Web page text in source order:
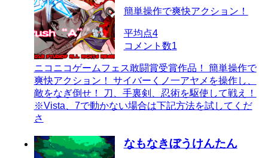
簡単操作で爽快アクション！
平均点4
コメント数1
ニコニコゲームフェス敢闘賞受賞作品！ 簡単操作で
爽快アクション！ サイバーくノ一アヤメを操作し、
敵をなぎ倒せ！ 刀、手裏剣、忍術を駆使して戦え！
※Vista、7で動かない場合は下記方法を試してくだ
さ
なもなきぼうけんたん